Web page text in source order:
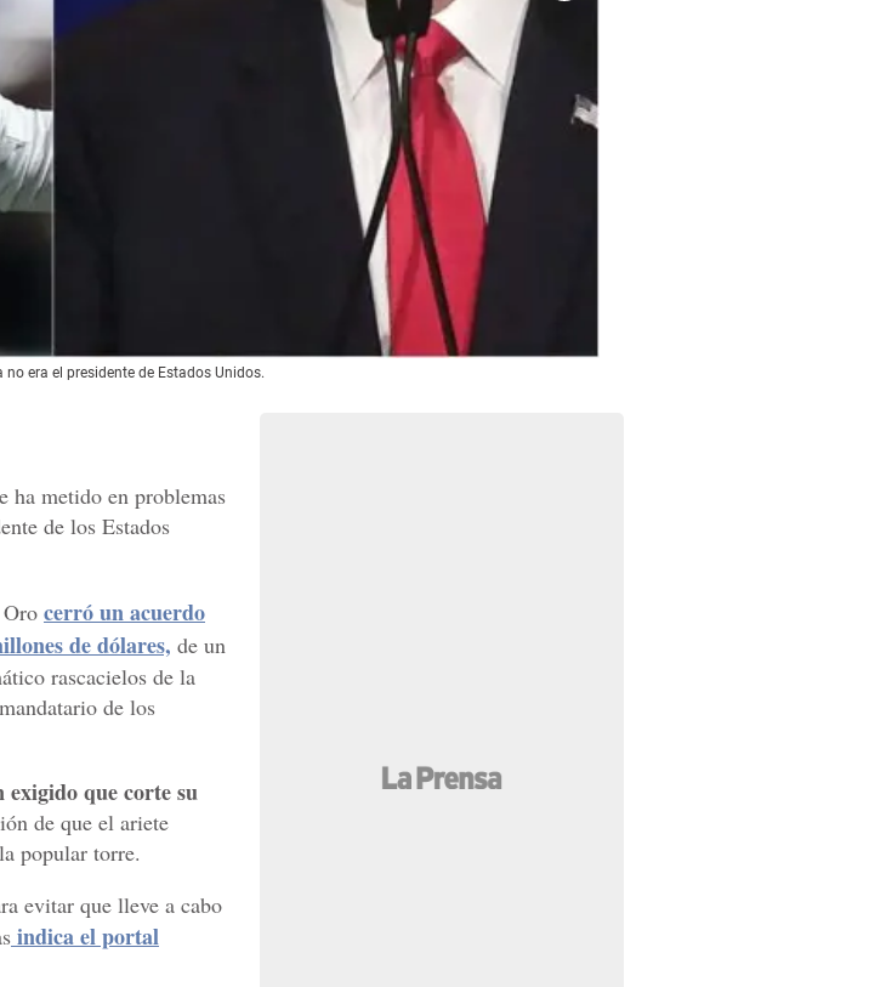
era el presidente de Estados Unidos.
ha metido en problemas
de los Estados
cerró un acuerdo
de dólares, de un
rascacielos de la
de los
exigido que corte su
de que el ariete
popular torre.
evitar que lleve a cabo
indica el portal